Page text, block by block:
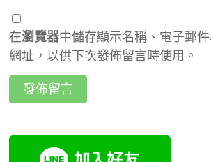
在瀏覽器中儲存顯示名稱、電子郵
網址，以供下次發佈留言時使用。